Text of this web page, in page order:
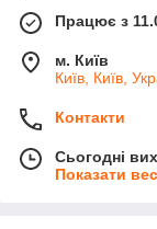
Працює з
м. Київ
Київ, Київ,
Контакти
Сьогодні
Показати